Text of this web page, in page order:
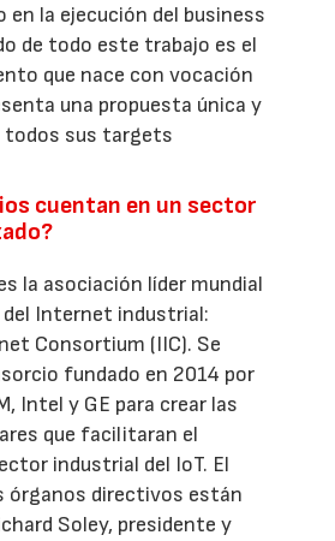
en la ejecución del business
de todo este trabajo es el
que nace con vocación
una propuesta única y
todos sus targets
cuentan en un sector
la asociación líder mundial
del Internet industrial:
Consortium (IIC). Se
fundado en 2014 por
Intel y GE para crear las
que facilitaran el
industrial del IoT. El
órganos directivos están
Soley, presidente y